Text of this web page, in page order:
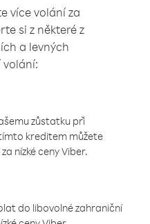
více volání za
si z některé z
a levných
volání:
zůstatku při
kreditem můžete
nízké ceny Viber.
do libovolné zahraniční